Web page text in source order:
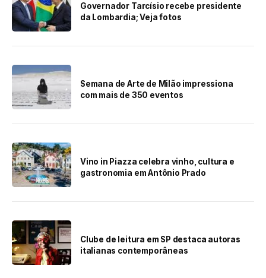
Governador Tarcísio recebe presidente
da Lombardia; Veja fotos
Semana de Arte de Milão impressiona
com mais de 350 eventos
Vino in Piazza celebra vinho, cultura e
gastronomia em Antônio Prado
Clube de leitura em SP destaca autoras
italianas contemporâneas